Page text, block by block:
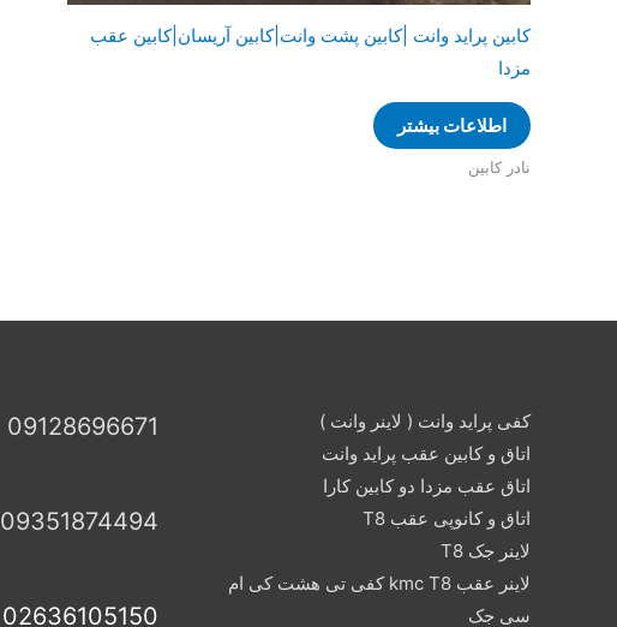
كابين پرايد وانت |كابين پشت وانت|كابين آريسان|كابين عقب
مزدا
اطلاعات بیشتر
نادر کابین
کفی پراید وانت ( لاینر وانت )
اتاق و کابین عقب پراید وانت
اتاق عقب مزدا دو کابین کارا
اتاق و کانوپی عقب T8
لاینر جک T8
لاینر عقب kmc T8 کفی تی هشت کی ام
سی جک
09128696671
09351874494
02636105150